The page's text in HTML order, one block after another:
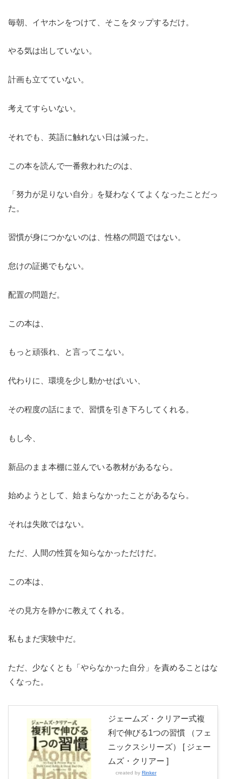
毎朝、イヤホンをつけて、そこをタップするだけ。
やる気は出していない。
計画も立てていない。
考えてすらいない。
それでも、英語に触れない日は減った。
この本を読んで一番救われたのは、
「努力が足りない自分」を疑わなくてよくなったことだっ
た。
習慣が身につかないのは、性格の問題ではない。
怠けの証拠でもない。
配置の問題だ。
この本は、
もっと頑張れ、と言ってこない。
代わりに、環境を少し動かせばいい、
その程度の話にまで、習慣を引き下ろしてくれる。
もし今、
新品のまま本棚に並んでいる教材があるなら。
始めようとして、始まらなかったことがあるなら。
それは失敗ではない。
ただ、人間の性質を知らなかっただけだ。
この本は、
その見方を静かに教えてくれる。
私もまだ実験中だ。
ただ、少なくとも「やらなかった自分」を責めることはな
くなった。
ジェームズ・クリアー式複
利で伸びる1つの習慣 （フェ
ニックスシリーズ） [ ジェー
ムズ・クリアー ]
created by Rinker